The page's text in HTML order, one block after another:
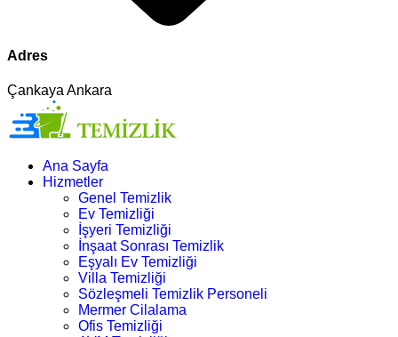
Adres
Çankaya Ankara
Ana Sayfa
Hizmetler
Genel Temizlik
Ev Temizliği
İşyeri Temizliği
İnşaat Sonrası Temizlik
Eşyalı Ev Temizliği
Villa Temizliği
Sözleşmeli Temizlik Personeli
Mermer Cilalama
Ofis Temizliği